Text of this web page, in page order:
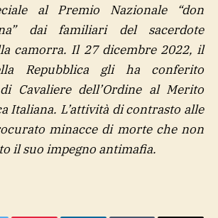
al Premio Nazionale “don
dai familiari del sacerdote
camorra. Il 27 dicembre 2022, il
Repubblica gli ha conferito
Cavaliere dell’Ordine al Merito
Italiana. L’attività di contrasto alle
minacce di morte che non
il suo impegno antimafia.